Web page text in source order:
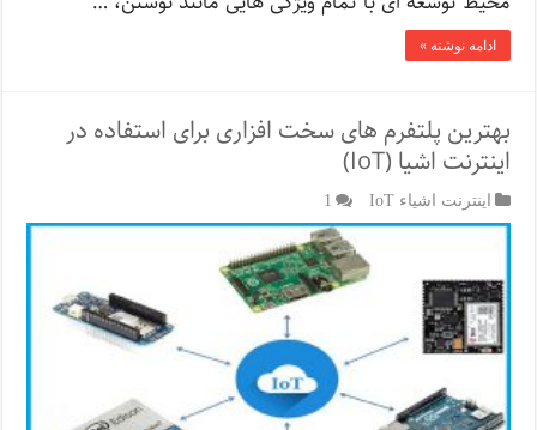
ادامه نوشته »
بهترین پلتفرم های سخت افزاری برای استفاده در
اینترنت اشیا (IoT)
اینترنت اشیاء IoT 1